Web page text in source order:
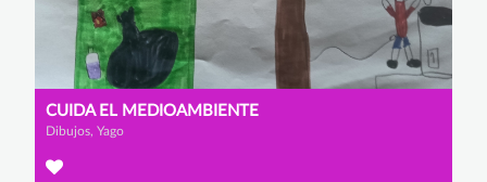
CUIDA EL MEDIOAMBIENTE
Dibujos, Yago